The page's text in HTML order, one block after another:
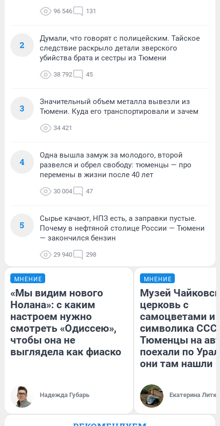
96 546 131
2
Думали, что говорят с полицейским. Тайское
следствие раскрыло детали зверского
убийства брата и сестры из Тюмени
38 792 45
3
Значительный объем металла вывезли из
Тюмени. Куда его транспортировали и зачем
34 421
4
Одна вышла замуж за молодого, второй
развелся и обрел свободу: тюменцы — про
перемены в жизни после 40 лет
30 004 47
5
Сырье качают, НПЗ есть, а заправки пустые.
Почему в нефтяной столице России — Тюмени
— закончился бензин
29 940 298
МНЕНИЕ
«Мы видим нового
Нолана»: с каким
настроем нужно
смотреть «Одиссею»,
чтобы она не
выглядела как фиаско
Надежда Губарь
МНЕНИЕ
Музей
церковь с
самоцветами и
символика
Тюменцы на
поехали по
они там нашли
Екатерина